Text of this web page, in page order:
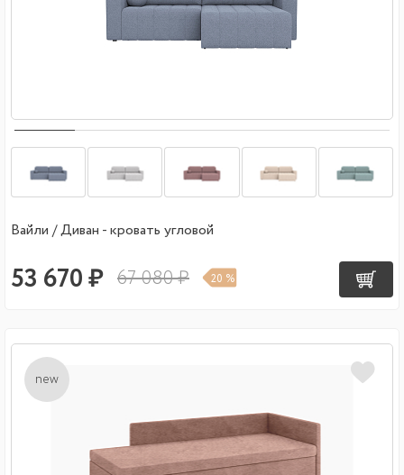
Вайли / Диван - кровать угловой
53 670 ₽ 67 080 ₽ 20 %
new